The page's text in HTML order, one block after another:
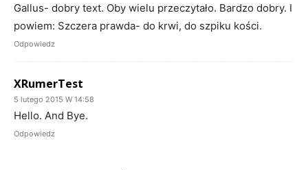
Gallus- dobry text. Oby wielu przeczytało. Bardzo dobry. I
powiem: Szczera prawda- do krwi, do szpiku kości.
Odpowiedz
XRumerTest
5 lutego 2015 W 14:58
Hello. And Bye.
Odpowiedz